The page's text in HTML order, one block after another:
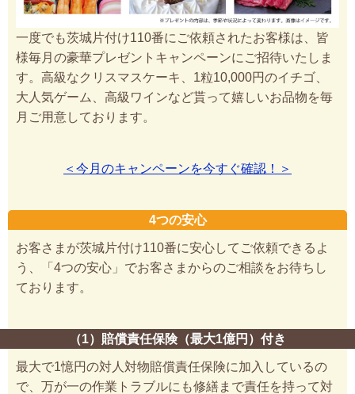
一度でも茨城片付け110番にご依頼されたお客様は、皆
様毎月の豪華プレゼントキャンペーンにご招待いたしま
す。高級なクリスマスケーキ、1粒10,000円のイチゴ、
大人気ゲーム、高級ワインなど貰って嬉しいお品物を毎
月ご用意しております。
＜今月のキャンペーンを今すぐ確認！＞
4つの安心
お客さまが茨城片付け110番に安心してご依頼できるよ
う、「4つの安心」でお客さまからのご相談をお待ちし
ております。
（1）賠償責任保険（最大1億円）付き
最大で1憶円の対人対物賠償責任保険に加入しているの
で、万が一の作業トラブルにも修繕まで責任を持って対